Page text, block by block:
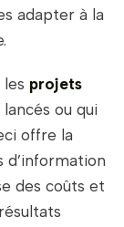
adapter à la
projets
ou qui
offre la
d’information
des coûts et